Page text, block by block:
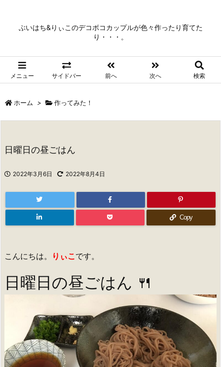
ぶいはち&りぃこのデコボコカップルが色々作ったり育てた
り・・・。
メニュー サイドバー 前へ 次へ 検索
ホーム > 作ってみた！
日曜日の昼ごはん
2022年3月6日 2022年8月4日
Copy
こんにちは。 りぃこ です。
日曜日の昼ごはん 🍴